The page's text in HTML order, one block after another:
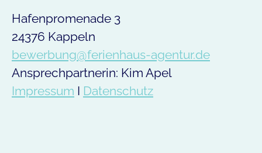
Hafenpromenade 3
24376 Kappeln
bewerbung@ferienhaus-agentur.de
Ansprechpartnerin: Kim Apel
Impressum I Datenschutz